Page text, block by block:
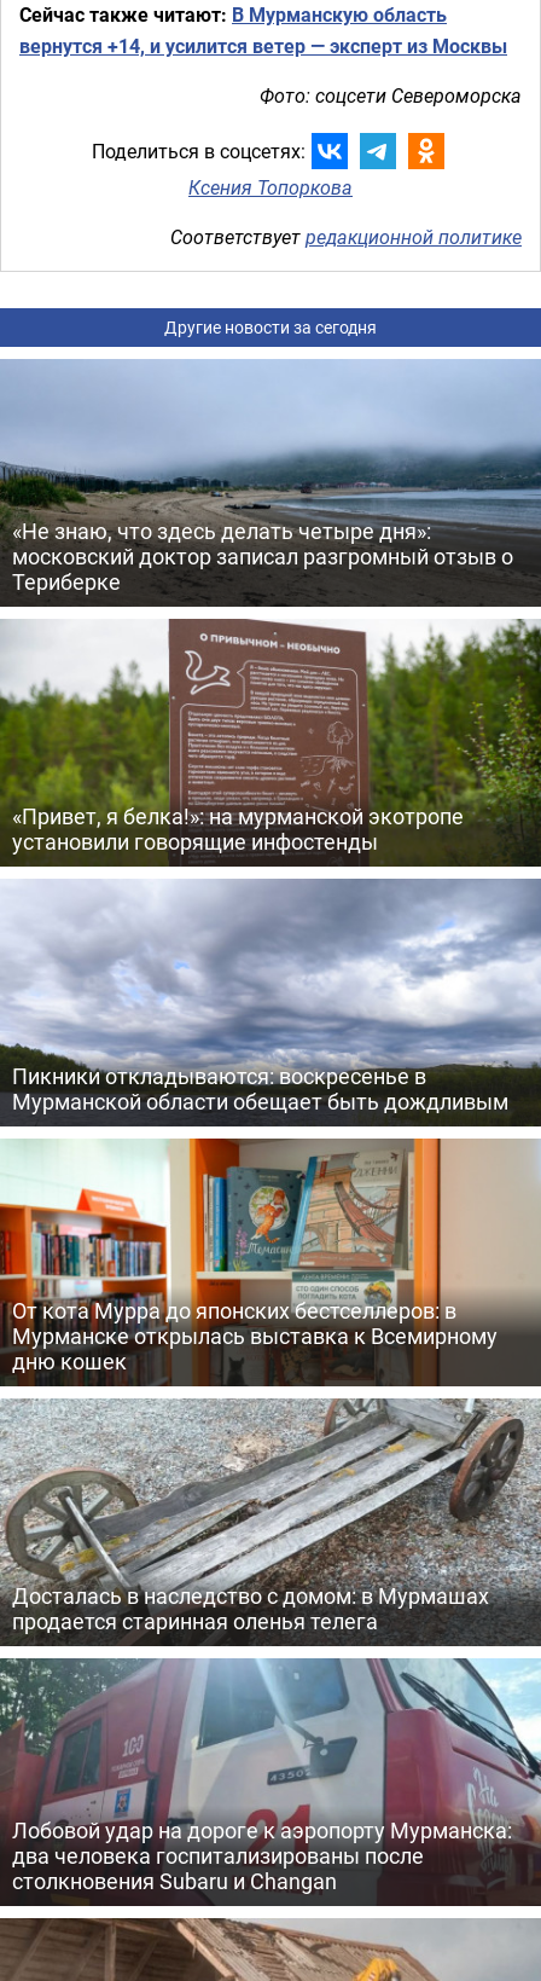
Сейчас также читают: В Мурманскую область
вернутся +14, и усилится ветер — эксперт из Москвы
Фото: соцсети Североморска
Поделиться в соцсетях:
Ксения Топоркова
Соответствуетредакционной политике
Другие новости за сегодня
«Не знаю, что здесь делать четыре дня»:
московский доктор записал разгромный отзыв о
Териберке
«Привет, я белка!»: на мурманской экотропе
установили говорящие инфостенды
Пикники откладываются: воскресенье в
Мурманской области обещает быть дождливым
От кота Мурра до японских бестселлеров: в
Мурманске открылась выставка к Всемирному
дню кошек
Досталась в наследство с домом: в Мурмашах
продается старинная оленья телега
Лобовой удар на дороге к аэропорту Мурманска:
два человека госпитализированы после
столкновения Subaru и Changan